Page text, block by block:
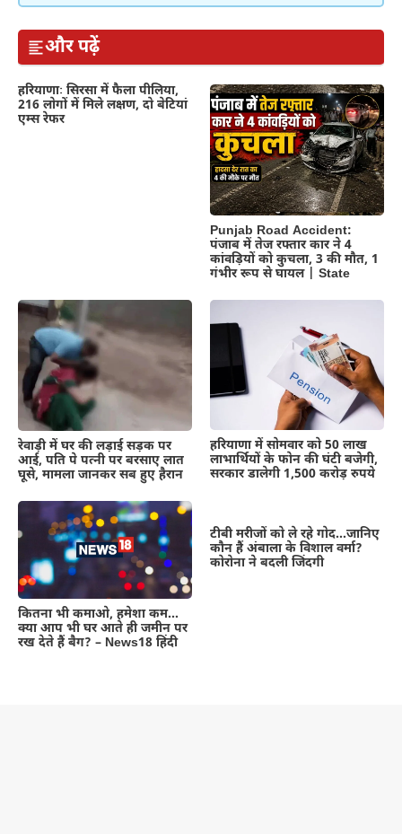
और पढ़ें
हरियाणाः सिरसा में फैला पीलिया,
216 लोगों में मिले लक्षण, दो बेटियां
एम्स रेफर
Punjab Road Accident:
पंजाब में तेज रफ्तार कार ने 4
कांवड़ियों को कुचला, 3 की मौत, 1
गंभीर रूप से घायल | State
रेवाड़ी में घर की लड़ाई सड़क पर
आई, पति पे पत्नी पर बरसाए लात
घूसे, मामला जानकर सब हुए हैरान
हरियाणा में सोमवार को 50 लाख
लाभार्थियों के फोन की घंटी बजेगी,
सरकार डालेगी 1,500 करोड़ रुपये
कितना भी कमाओ, हमेशा कम…
क्या आप भी घर आते ही जमीन पर
रख देते हैं बैग? – News18 हिंदी
टीबी मरीजों को ले रहे गोद…जानिए
कौन हैं अंबाला के विशाल वर्मा?
कोरोना ने बदली जिंदगी